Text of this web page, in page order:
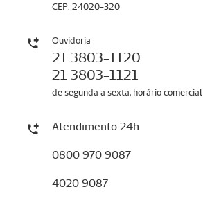
CEP: 24020-320
Ouvidoria
21 3803-1120
21 3803-1121
de segunda a sexta, horário comercial
Atendimento 24h
0800 970 9087
4020 9087